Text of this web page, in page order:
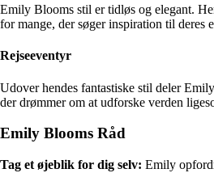
Emily Blooms stil er tidløs og elegant.
for mange, der søger inspiration til deres
Rejseeventyr
Udover hendes fantastiske stil deler
der drømmer om at udforske verden
Emily Blooms Råd
Tag et øjeblik for dig selv: Emily